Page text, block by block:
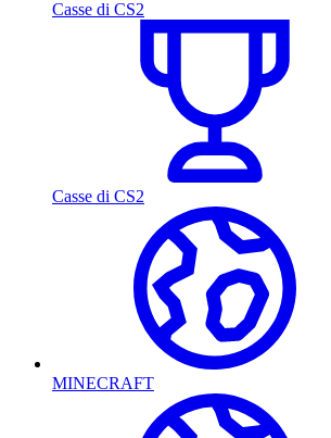
Casse di CS2
Casse di CS2
MINECRAFT